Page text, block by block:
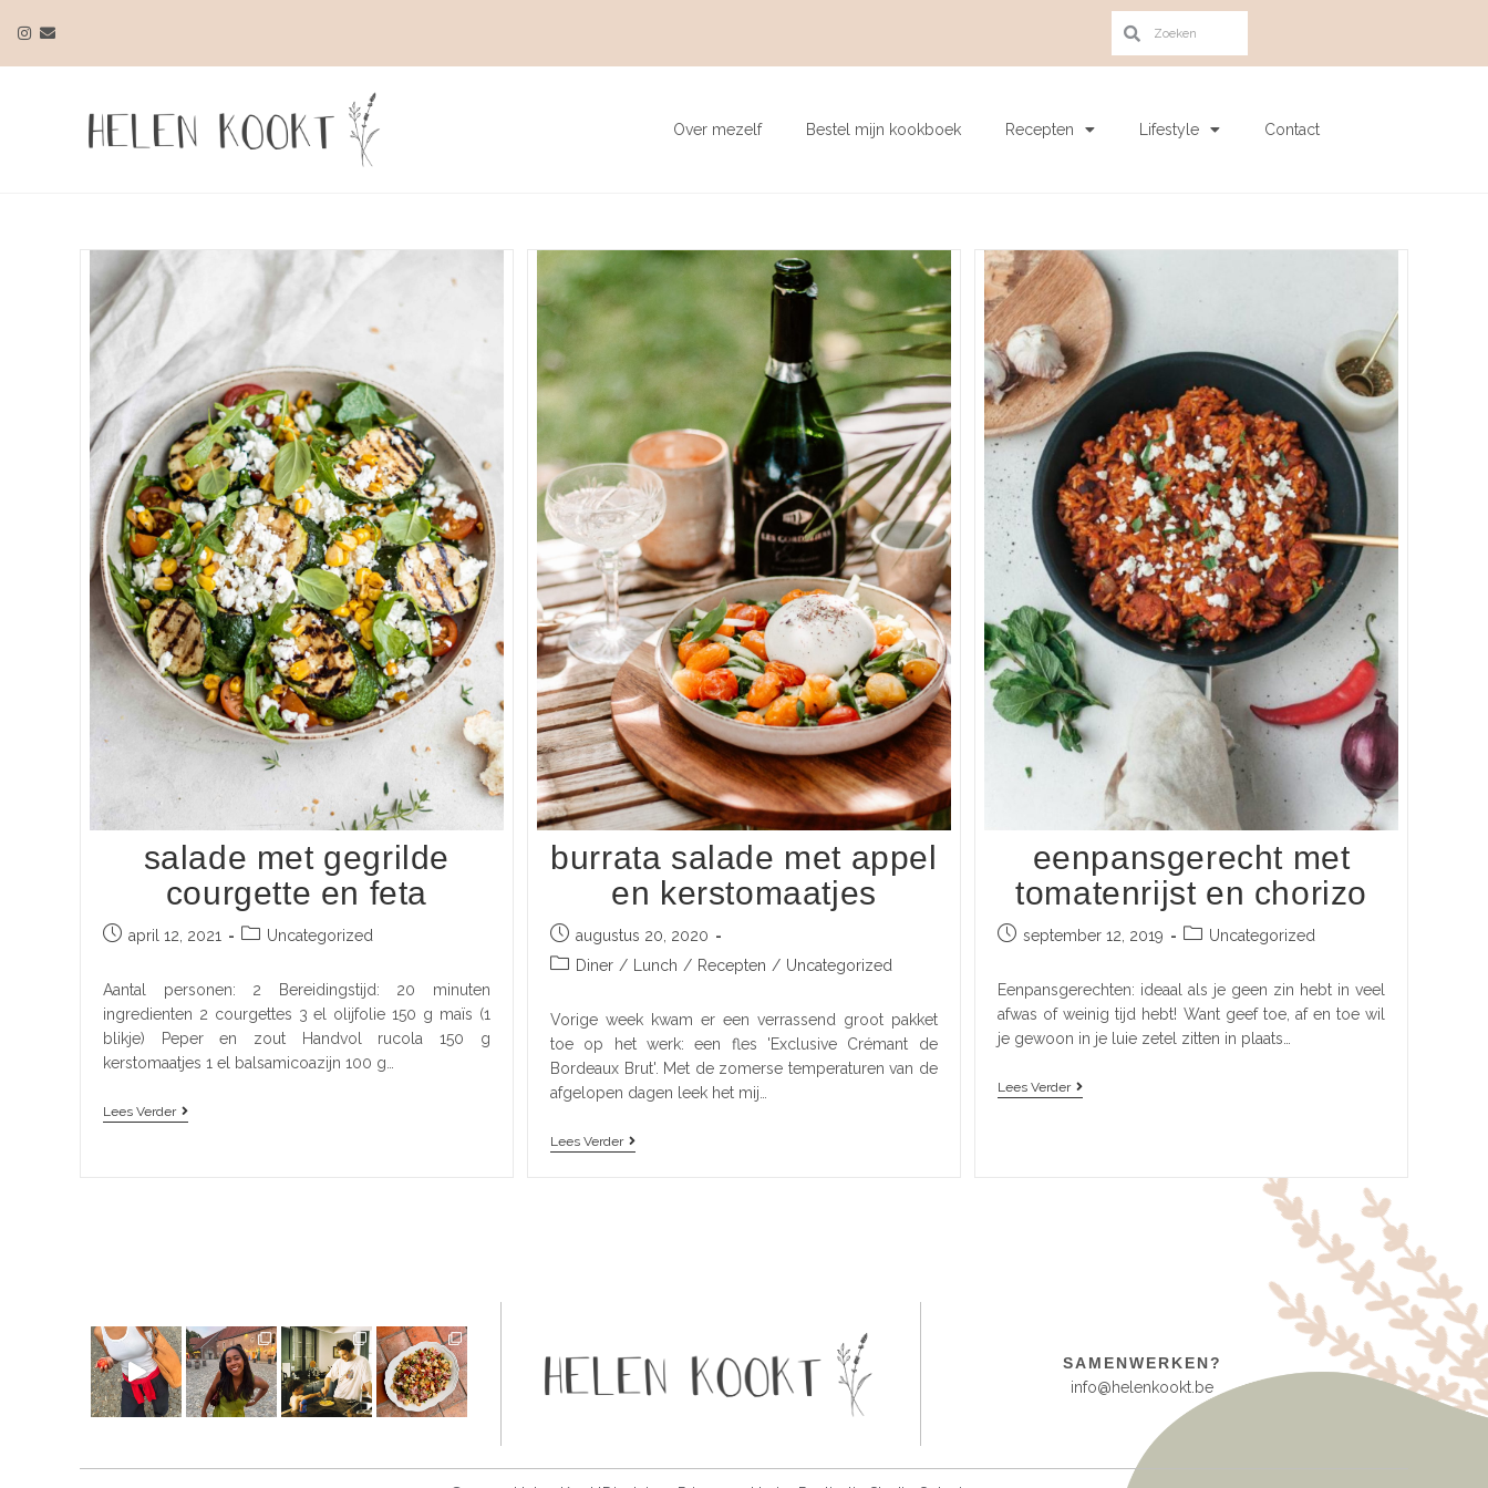
Over mezelf Bestel mijn kookboek Recepten Lifestyle Contact
salade met gegrilde
courgette en feta
april 12, 2021 Uncategorized
Aantal personen: 2 Bereidingstijd: 20 minuten
ingredienten 2 courgettes 3 el olijfolie 150 g maïs (1
blikje) Peper en zout Handvol rucola 150 g
kerstomaatjes 1 el balsamicoazijn 100 g…
Lees Verder
burrata salade met appel
en kerstomaatjes
augustus 20, 2020
Diner / Lunch / Recepten / Uncategorized
Vorige week kwam er een verrassend groot pakket
toe op het werk: een fles 'Exclusive Crémant de
Bordeaux Brut'. Met de zomerse temperaturen van de
afgelopen dagen leek het mij…
Lees Verder
eenpansgerecht met
tomatenrijst en chorizo
september 12, 2019 Uncategorized
Eenpansgerechten: ideaal als je geen zin hebt in veel
afwas of weinig tijd hebt! Want geef toe, af en toe wil
je gewoon in je luie zetel zitten in plaats…
Lees Verder
SAMENWERKEN?
info@helenkookt.be